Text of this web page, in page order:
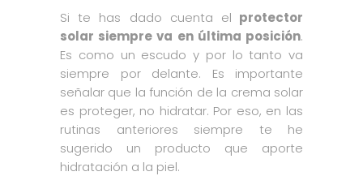
Si te has dado cuenta el protector
solar siempre va en última posición.
Es como un escudo y por lo tanto va
siempre por delante. Es importante
señalar que la función de la crema solar
es proteger, no hidratar. Por eso, en las
rutinas anteriores siempre te he
sugerido un producto que aporte
hidratación a la piel.